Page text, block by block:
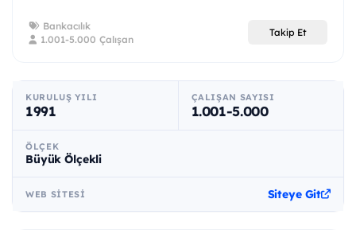
Bankacılık
1.001-5.000 Çalışan
Takip Et
KURULUŞ YILI
1991
ÇALIŞAN SAYISI
1.001-5.000
ÖLÇEK
Büyük Ölçekli
WEB SITESI Siteye Git